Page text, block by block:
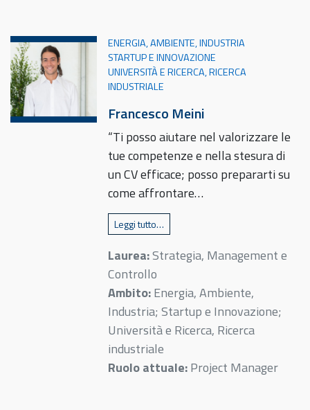
ENERGIA, AMBIENTE, INDUSTRIA
STARTUP E INNOVAZIONE
UNIVERSITÀ E RICERCA, RICERCA
INDUSTRIALE
Francesco Meini
“Ti posso aiutare nel valorizzare le
tue competenze e nella stesura di
un CV efficace; posso prepararti su
come affrontare…
Leggi tutto…
Laurea:Strategia, Management e
Controllo
Ambito:Energia, Ambiente,
Industria; Startup e Innovazione;
Università e Ricerca, Ricerca
industriale
Ruolo attuale:Project Manager